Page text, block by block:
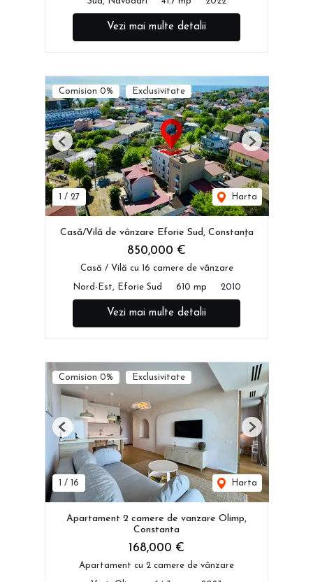
Vezi mai multe detalii
Comision 0% Exclusivitate
1 / 27 Harta
Previous Next
Casă/Vilă de vânzare Eforie Sud, Constanța
850,000 €
Casă / Vilă cu 16 camere de vânzare
Nord-Est, Eforie Sud 610 mp 2010
Vezi mai multe detalii
Comision 0% Exclusivitate
1 / 16 Harta
Previous Next
Apartament 2 camere de vanzare Olimp,
Constanta
168,000 €
Apartament cu 2 camere de vânzare